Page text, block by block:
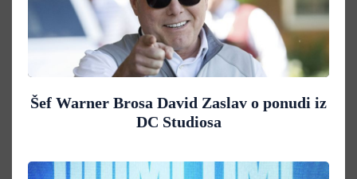
Šef Warner Brosa David Zaslav o ponudi iz
DC Studiosa